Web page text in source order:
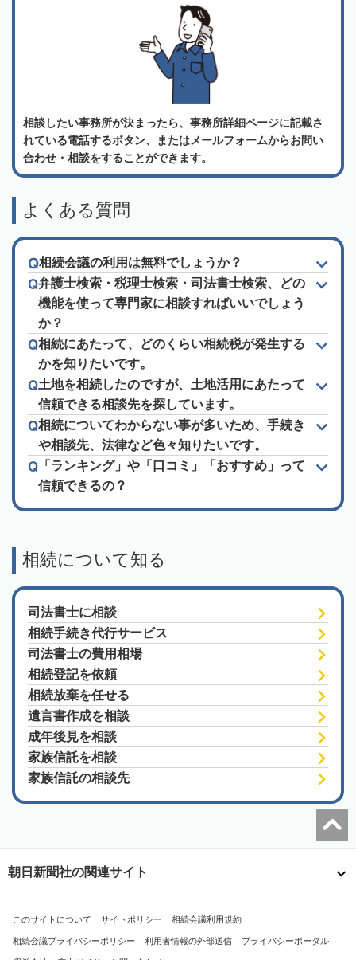
相談したい事務所が決まったら、事務所詳細ページに記載さ
れている電話するボタン、またはメールフォームからお問い
合わせ・相談をすることができます。
よくある質問
相続会議の利用は無料でしょうか？
弁護士検索・税理士検索・司法書士検索、どの
機能を使って専門家に相談すればいいでしょう
か？
相続にあたって、どのくらい相続税が発生する
かを知りたいです。
土地を相続したのですが、土地活用にあたって
信頼できる相談先を探しています。
相続についてわからない事が多いため、手続き
や相談先、法律など色々知りたいです。
「ランキング」や「口コミ」「おすすめ」って
信頼できるの？
相続について知る
司法書士に相談
相続手続き代行サービス
司法書士の費用相場
相続登記を依頼
相続放棄を任せる
遺言書作成を相談
成年後見を相談
家族信託を相談
家族信託の相談先
朝日新聞社の関連サイト
このサイトについて サイトポリシー 相続会議利用規約
相続会議プライバシーポリシー 利用者情報の外部送信 プライバシーポータル